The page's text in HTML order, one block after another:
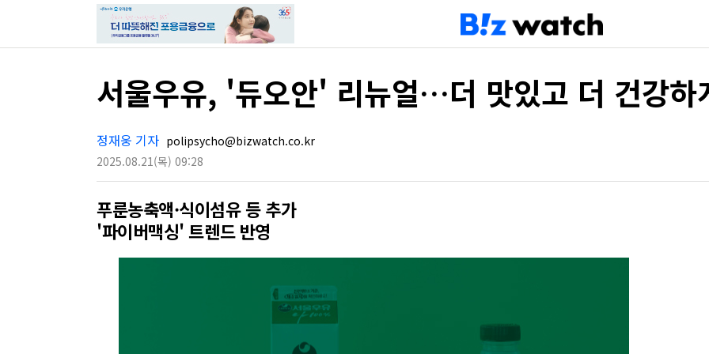
서울우유, '듀오안' 리뉴얼…더 맛있고 더 건강하
정재웅 기자 polipsycho@bizwatch.co.kr
2025.08.21(목) 09:28
푸룬농축액·식이섬유 등 추가
'파이버맥싱' 트렌드 반영